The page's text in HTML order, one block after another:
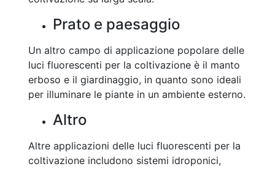
Prato e paesaggio
Un altro campo di applicazione popolare delle
luci fluorescenti per la coltivazione è il manto
erboso e il giardinaggio, in quanto sono ideali
per illuminare le piante in un ambiente esterno.
Altro
Altre applicazioni delle luci fluorescenti per la
coltivazione includono sistemi idroponici,